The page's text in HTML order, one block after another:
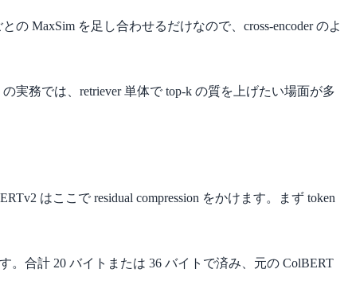
MaxSim を足し合わせるだけなので、cross-encoder のよ
実務では、retriever 単体で top-k の質を上げたい場面が多
はここで residual compression をかけます。まず token
。合計 20 バイトまたは 36 バイトで済み、元の ColBERT